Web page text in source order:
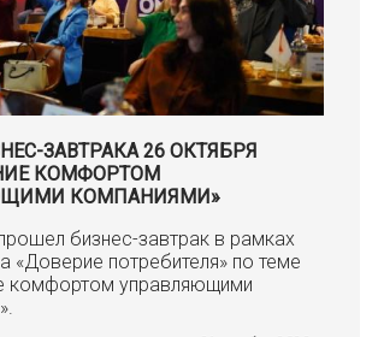
ЗАВТРАКА 26 ОКТЯБРЯ
КОМФОРТОМ
КОМПАНИЯМИ»
бизнес-завтрак в рамках
«Доверие потребителя» по теме
комфортом управляющими